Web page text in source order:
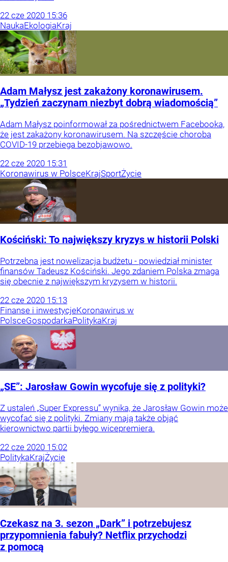
22 cze 2020 15:36
NaukaEkologiaKraj
Adam Małysz jest zakażony koronawirusem.
„Tydzień zaczynam niezbyt dobrą wiadomością”
Adam Małysz poinformował za pośrednictwem Facebooka,
że jest zakażony koronawirusem. Na szczęście choroba
COVID-19 przebiega bezobjawowo.
22 cze 2020 15:31
Koronawirus w PolsceKrajSportŻycie
Kościński: To największy kryzys w historii Polski
Potrzebna jest nowelizacja budżetu - powiedział minister
finansów Tadeusz Kościński. Jego zdaniem Polska zmaga
się obecnie z największym kryzysem w historii.
22 cze 2020 15:13
Finanse i inwestycjeKoronawirus w
PolsceGospodarkaPolitykaKraj
„SE”: Jarosław Gowin wycofuje się z polityki?
Z ustaleń „Super Expressu” wynika, że Jarosław Gowin może
wycofać się z polityki. Zmiany mają także objąć
kierownictwo partii byłego wicepremiera.
22 cze 2020 15:02
PolitykaKrajŻycie
Czekasz na 3. sezon „Dark” i potrzebujesz
przypomnienia fabuły? Netflix przychodzi
z pomocą